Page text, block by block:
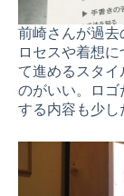
前崎さんが過
ロセスや着想
て進めるスタ
のがいい。ロゴ
する内容も少し